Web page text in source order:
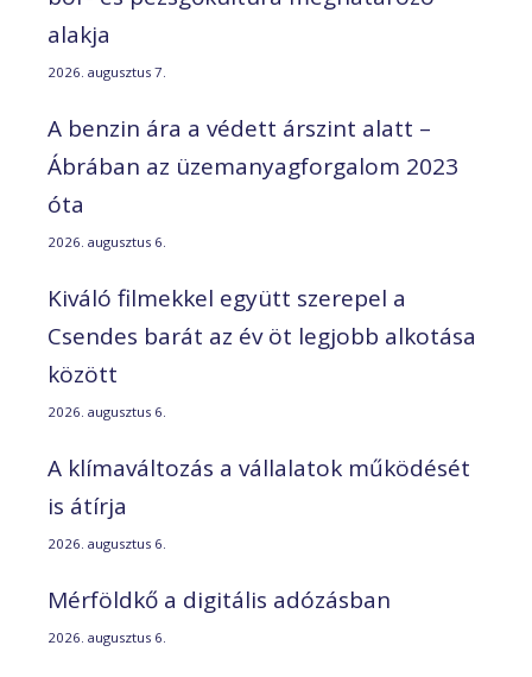
alakja
2026. augusztus 7.
A benzin ára a védett árszint alatt –
Ábrában az üzemanyagforgalom 2023
óta
2026. augusztus 6.
Kiváló filmekkel együtt szerepel a
Csendes barát az év öt legjobb alkotása
között
2026. augusztus 6.
A klímaváltozás a vállalatok működését
is átírja
2026. augusztus 6.
Mérföldkő a digitális adózásban
2026. augusztus 6.